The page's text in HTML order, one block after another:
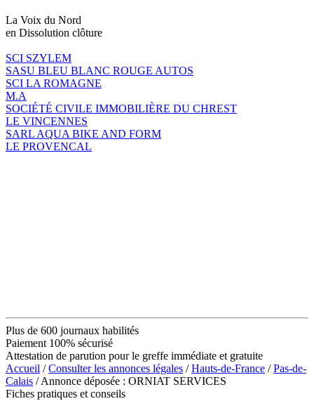
La Voix du Nord
en Dissolution clôture
SCI SZYLEM
SASU BLEU BLANC ROUGE AUTOS
SCI LA ROMAGNE
M.A
SOCIÉTÉ CIVILE IMMOBILIÈRE DU CHREST
LE VINCENNES
SARL AQUA BIKE AND FORM
LE PROVENCAL
Plus de 600 journaux habilités
Paiement 100% sécurisé
Attestation de parution pour le greffe immédiate et gratuite
Accueil /Consulter les annonces légales /Hauts-de-France /Pas-de-
Calais / Annonce déposée : ORNIAT SERVICES
Fiches pratiques et conseils